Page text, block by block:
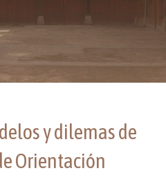
y dilemas de
Orientación